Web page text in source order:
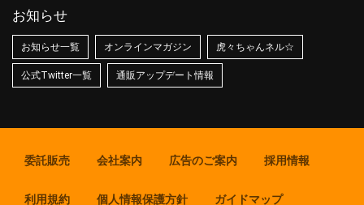
お知らせ
お知らせ一覧 オンラインマガジン 虎々ちゃんネル☆
公式Twitter一覧 通販アップデート情報
委託販売 会社案内 広告のご案内 採用情報
利用規約 個人情報保護方針 ガイドマップ